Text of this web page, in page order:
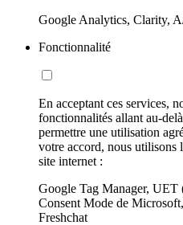
Google Analytics, Clarity,
Fonctionnalité
En acceptant ces services,
fonctionnalités allant au-
permettre une utilisation
votre accord, nous utilisons
site internet :
Google Tag Manager,
Consent Mode de
Freshchat